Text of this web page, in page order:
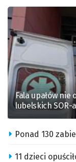
Fala upałów
lubelskich SOR-
Ponad 130
11 dzieci